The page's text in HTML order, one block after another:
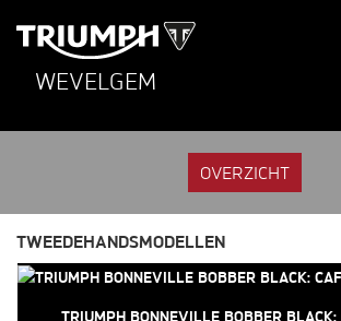
WEVELGEM
OVERZICHT
TWEEDEHANDSMODELLEN
TRIUMPH BONNEVILLE BOBBER BLACK: